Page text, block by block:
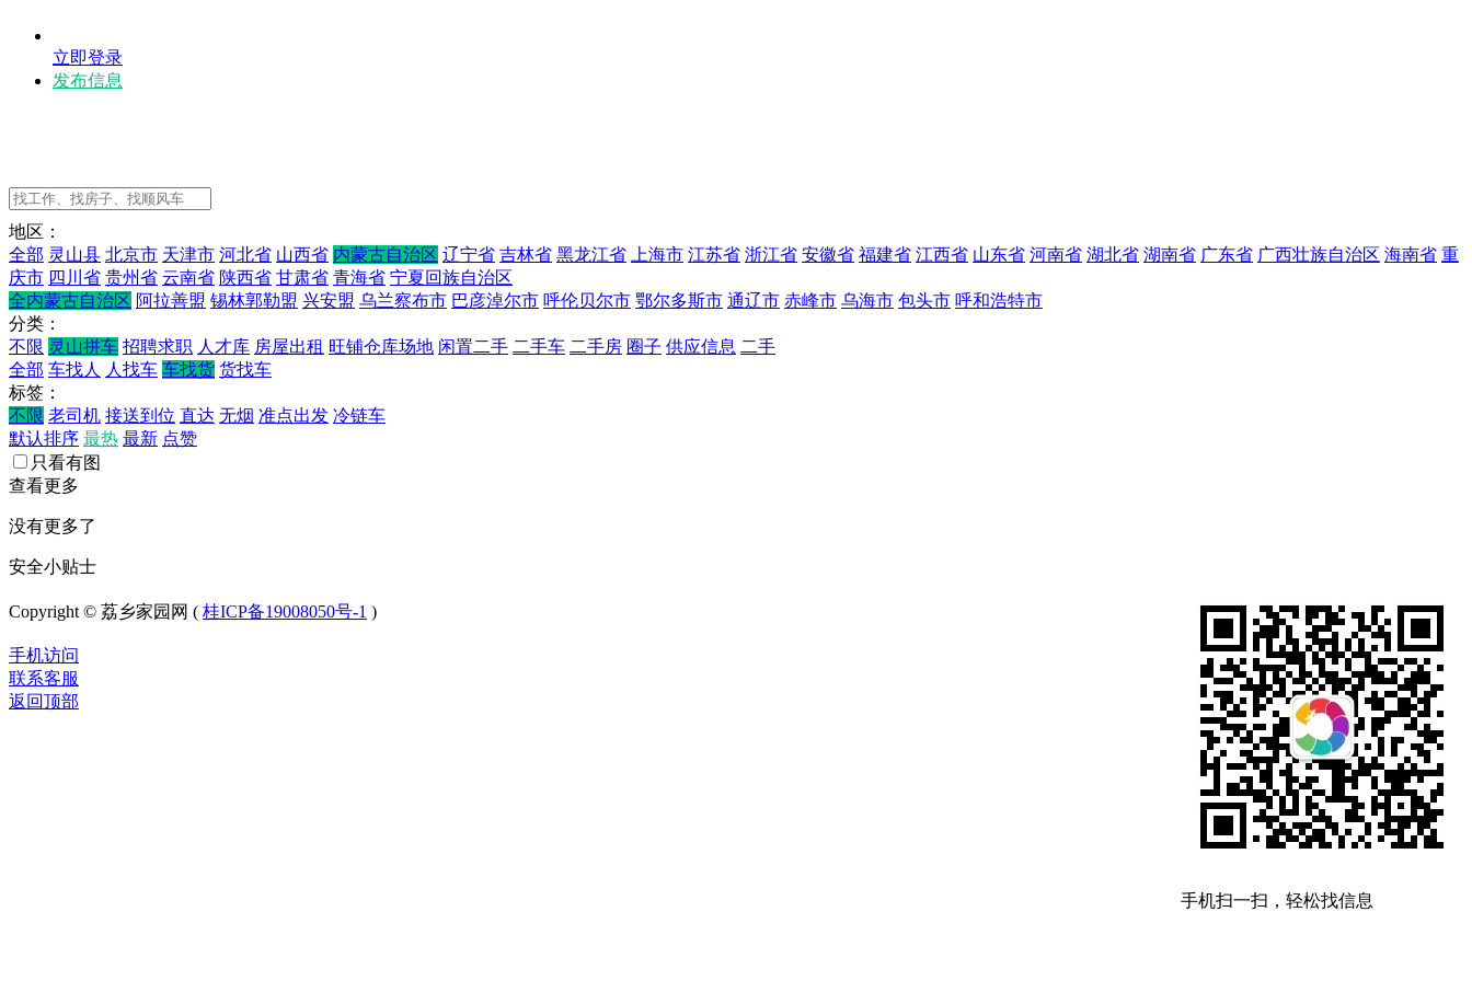
立即登录
发布信息
地区：
全部 灵山县 北京市 天津市 河北省 山西省 内蒙古自治区 辽宁省 吉林省 黑龙江省 上海市 江苏省 浙江省 安徽省 福建省 江西省 山东省 河南省 湖北省 湖南省 广东省 广西壮族自治区 海南省 重
庆市 四川省 贵州省 云南省 陕西省 甘肃省 青海省 宁夏回族自治区
全内蒙古自治区 阿拉善盟 锡林郭勒盟 兴安盟 乌兰察布市 巴彦淖尔市 呼伦贝尔市 鄂尔多斯市 通辽市 赤峰市 乌海市 包头市 呼和浩特市
分类：
不限 灵山拼车 招聘求职 人才库 房屋出租 旺铺仓库场地 闲置二手 二手车 二手房 圈子 供应信息 二手
全部 车找人 人找车 车找货 货找车
标签：
不限 老司机 接送到位 直达 无烟 准点出发 冷链车
默认排序 最热 最新 点赞
只看有图
查看更多
没有更多了
安全小贴士
手机扫一扫，轻松找信息
Copyright © 荔乡家园网 ( 桂ICP备19008050号-1 )
手机访问
联系客服
返回顶部